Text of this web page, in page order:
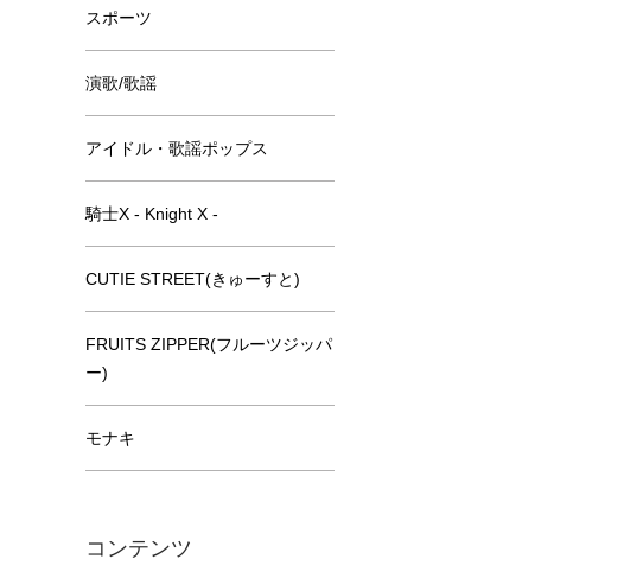
スポーツ
演歌/歌謡
アイドル・歌謡ポップス
騎士X - Knight X -
CUTIE STREET(きゅーすと)
FRUITS ZIPPER(フルーツジッパ
ー)
モナキ
コンテンツ